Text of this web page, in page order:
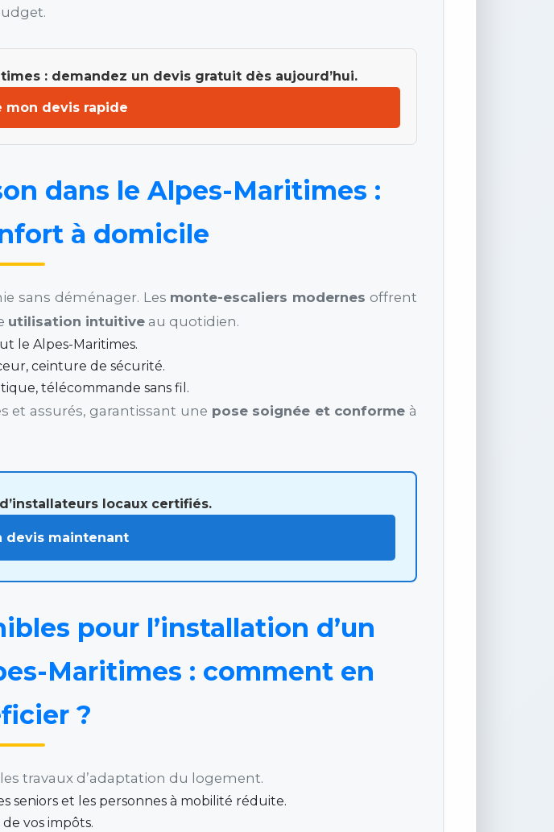
: demandez un devis gratuit dès aujourd’hui.
mon devis rapide
dans le Alpes-Maritimes :
à domicile
sans déménager. Les monte-escaliers modernes offrent
utilisation intuitive au quotidien.
le Alpes-Maritimes.
ceinture de sécurité.
télécommande sans fil.
et assurés, garantissant une pose soignée et conforme à
locaux certifiés.
devis maintenant
pour l’installation d’un
Maritimes : comment en
?
travaux d’adaptation du logement.
seniors et les personnes à mobilité réduite.
vos impôts.